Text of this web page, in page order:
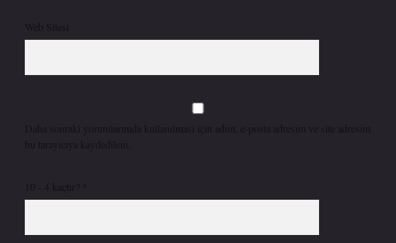
Web Sitesi
Daha sonraki yorumlarımda kullanılması için adım, e-posta adresim ve site adresim
bu tarayıcıya kaydedilsin.
10 - 4 kaçtır?